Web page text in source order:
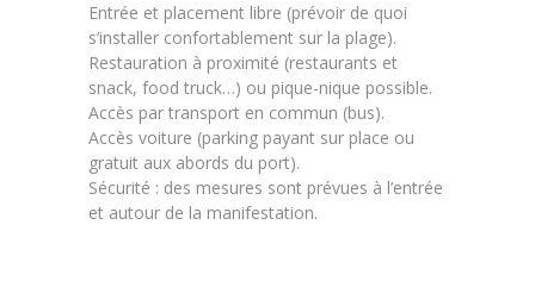
Entrée et placement libre (prévoir de quoi
s’installer confortablement sur la plage).
Restauration à proximité (restaurants et
snack, food truck…) ou pique-nique possible.
Accès par transport en commun (bus).
Accès voiture (parking payant sur place ou
gratuit aux abords du port).
Sécurité : des mesures sont prévues à l’entrée
et autour de la manifestation.